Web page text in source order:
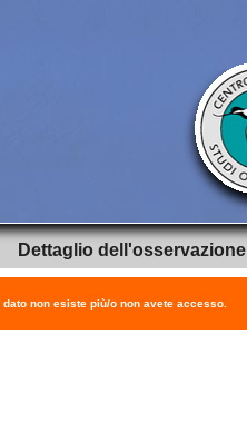
Dettaglio dell'osservazione
dato non esiste più/o non avete accesso.